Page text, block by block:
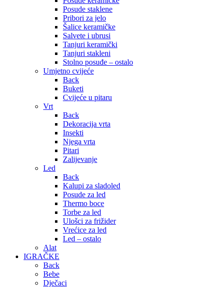
Posude staklene
Pribori za jelo
Šalice keramičke
Salvete i ubrusi
Tanjuri keramički
Tanjuri stakleni
Stolno posuđe – ostalo
Umjetno cvijeće
Back
Buketi
Cvijeće u pitaru
Vrt
Back
Dekoracija vrta
Insekti
Njega vrta
Pitari
Zalijevanje
Led
Back
Kalupi za sladoled
Posude za led
Thermo boce
Torbe za led
Ulošci za frižider
Vrećice za led
Led – ostalo
Alat
IGRAČKE
Back
Bebe
Dječaci